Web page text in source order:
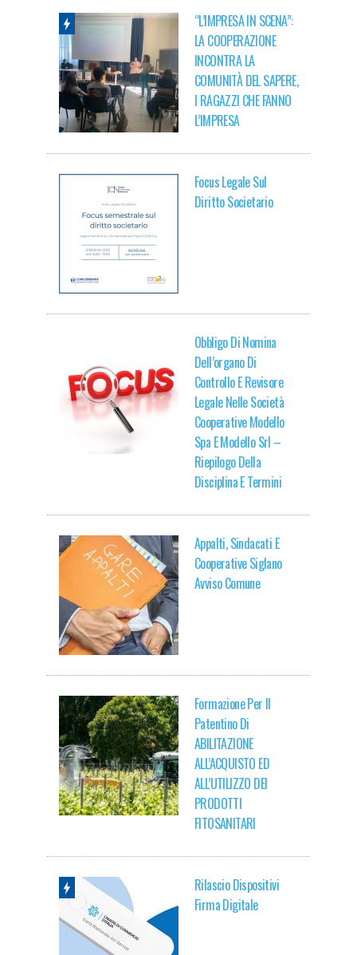
“L’IMPRESA IN SCENA”:
LA COOPERAZIONE
INCONTRA LA
COMUNITÀ DEL SAPERE,
I RAGAZZI CHE FANNO
L’IMPRESA
Focus Legale Sul
Diritto Societario
Obbligo Di Nomina
Dell’organo Di
Controllo E Revisore
Legale Nelle Società
Cooperative Modello
Spa E Modello Srl –
Riepilogo Della
Disciplina E Termini
Appalti, Sindacati E
Cooperative Siglano
Avviso Comune
Formazione Per Il
Patentino Di
ABILITAZIONE
ALL’ACQUISTO ED
ALL’UTILIZZO DEI
PRODOTTI
FITOSANITARI
Rilascio Dispositivi
Firma Digitale